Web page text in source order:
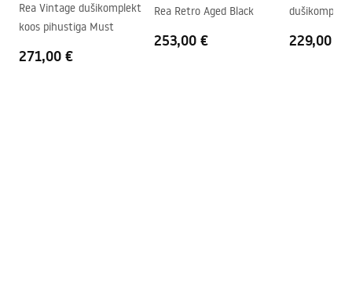
Rea Vintage dušikomplekt
koos pihustiga Must
271,00 €
Rea Retro Aged Black
253,00 € 229,00 €